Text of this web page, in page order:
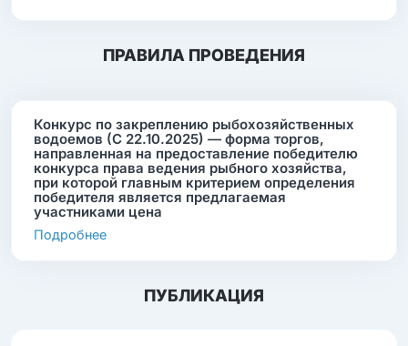
ПРАВИЛА ПРОВЕДЕНИЯ
Конкурс по закреплению рыбохозяйственных
водоемов (С 22.10.2025) — форма торгов,
направленная на предоставление победителю
конкурса права ведения рыбного хозяйства,
при которой главным критерием определения
победителя является предлагаемая
участниками цена
Подробнее
ПУБЛИКАЦИЯ